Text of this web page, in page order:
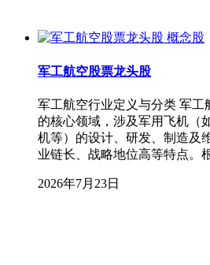
概念股
军工航空股票龙头股
军工航空行业定义与分类 军工
的核心领域，涉及军用飞机（
机等）的设计、研发、制造及
业链长、战略地位高等特点。
2026年7月23日